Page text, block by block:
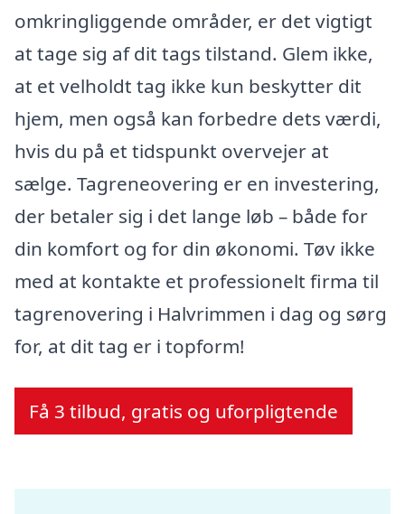
omkringliggende områder, er det vigtigt
at tage sig af dit tags tilstand. Glem ikke,
at et velholdt tag ikke kun beskytter dit
hjem, men også kan forbedre dets værdi,
hvis du på et tidspunkt overvejer at
sælge. Tagreneovering er en investering,
der betaler sig i det lange løb – både for
din komfort og for din økonomi. Tøv ikke
med at kontakte et professionelt firma til
tagrenovering i Halvrimmen i dag og sørg
for, at dit tag er i topform!
Få 3 tilbud, gratis og uforpligtende